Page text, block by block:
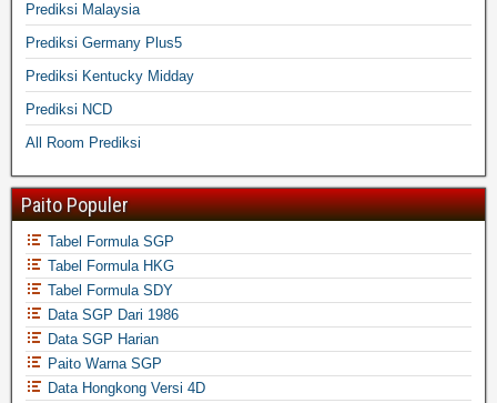
Prediksi Malaysia
Prediksi Germany Plus5
Prediksi Kentucky Midday
Prediksi NCD
All Room Prediksi
Paito Populer
Tabel Formula SGP
Tabel Formula HKG
Tabel Formula SDY
Data SGP Dari 1986
Data SGP Harian
Paito Warna SGP
Data Hongkong Versi 4D